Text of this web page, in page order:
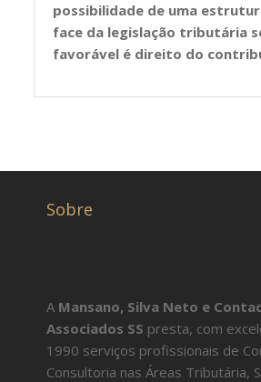
possibilidade de uma
face da legislação tributária
favorável é direito do
Sobre
A Mansano, Silva Neto e
Associados SS presta, com
1990 serviços profissionais de
Consultoria nas Áreas Tributária,